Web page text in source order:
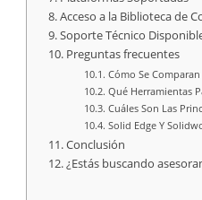
Acceso a la Biblioteca de
Soporte Técnico
Preguntas frecuentes
Cómo Se
Qué Herramientas
Cuáles Son Las
Solid Edge Y
Conclusión
¿Estás buscando